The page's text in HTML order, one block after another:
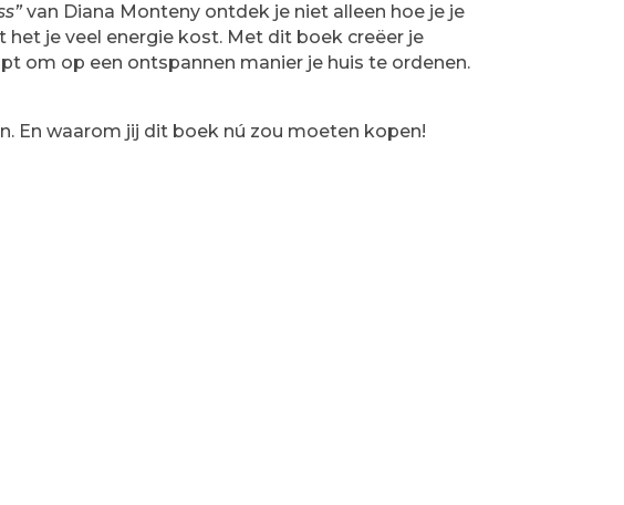
van Diana Monteny ontdek je niet alleen hoe je je
je veel energie kost. Met dit boek creëer je
om op een ontspannen manier je huis te ordenen.
En waarom jij dit boek nú zou moeten kopen!